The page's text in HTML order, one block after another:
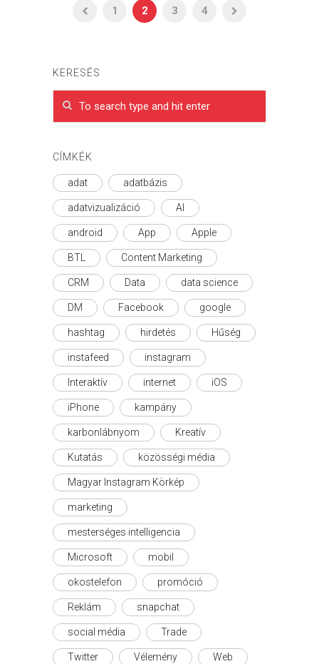
1 2 3 4
KERESÉS
CÍMKÉK
adat adatbázis
adatvizualizáció AI
android App Apple
BTL Content Marketing
CRM Data data science
DM Facebook google
hashtag hirdetés Hűség
instafeed instagram
Interaktív internet iOS
iPhone kampány
karbonlábnyom Kreatív
Kutatás közösségi média
Magyar Instagram Körkép
marketing
mesterséges intelligencia
Microsoft mobil
okostelefon promóció
Reklám snapchat
social média Trade
Twitter Vélemény Web